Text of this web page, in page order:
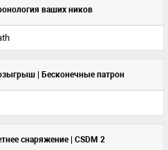
ваших ников
| Бесконечные патрон
снаряжение | CSDM 2